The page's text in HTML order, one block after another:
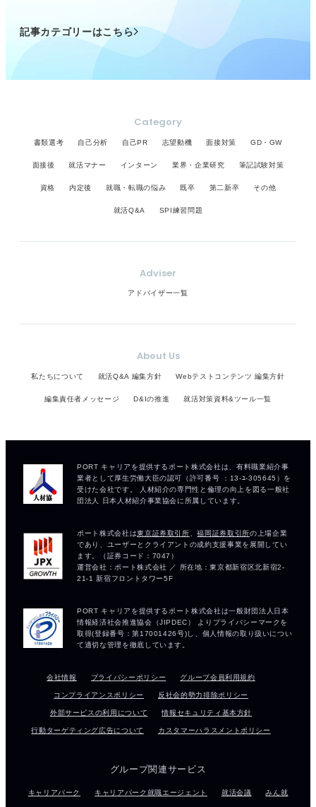
記事カテゴリーはこちら
Category
書類選考 自己分析 自己PR 志望動機 面接対策 GD・GW
面接後 就活マナー インターン 業界・企業研究 筆記試験対策
資格 内定後 就職・転職の悩み 既卒 第二新卒 その他
就活Q&A SPI練習問題
Adviser
アドバイザー一覧
About Us
私たちについて 就活Q&A 編集方針 Webテストコンテンツ 編集方針
編集責任者メッセージ D&Iの推進 就活対策資料&ツール一覧
会社情報 プライバシーポリシー グループ会員利用規約
コンプライアンスポリシー 反社会的勢力排除ポリシー
外部サービスの利用について 情報セキュリティ基本方針
行動ターゲティング広告について カスタマーハラスメントポリシー